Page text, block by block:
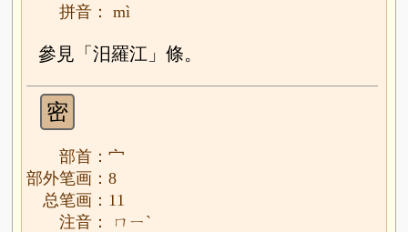
拼音： mì
參見「汨羅江」條。
密
部首：宀
部外笔画：8
总笔画：11
注音： ㄇㄧˋ